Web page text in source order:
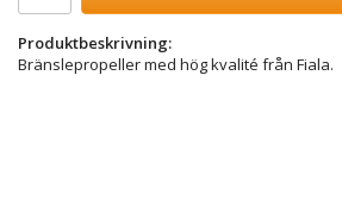
Produktbeskrivning:
Bränslepropeller med hög kvalité från Fiala.